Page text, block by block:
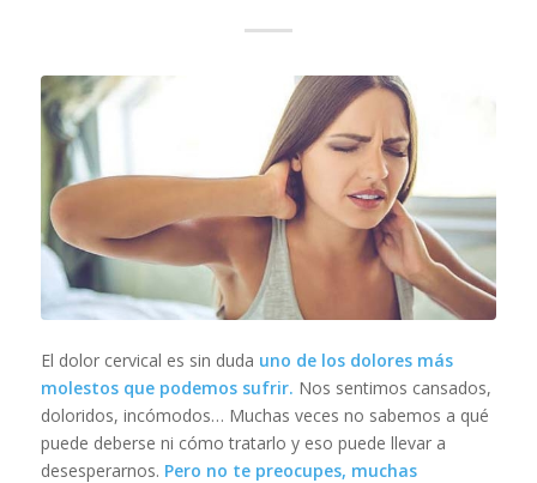
El dolor cervical es sin duda uno de los dolores más
molestos que podemos sufrir. Nos sentimos cansados,
doloridos, incómodos… Muchas veces no sabemos a qué
puede deberse ni cómo tratarlo y eso puede llevar a
desesperarnos. Pero no te preocupes, muchas